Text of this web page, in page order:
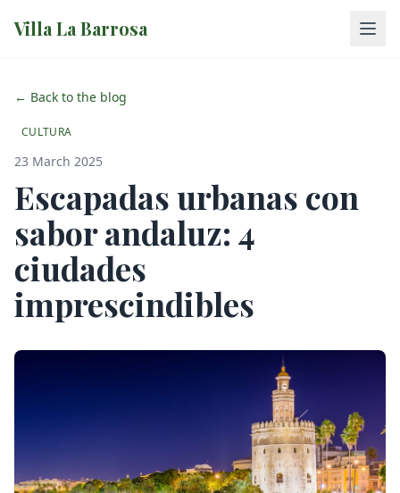
Villa La Barrosa
← Back to the blog
CULTURA
23 March 2025
Escapadas urbanas con
sabor andaluz: 4
ciudades
imprescindibles